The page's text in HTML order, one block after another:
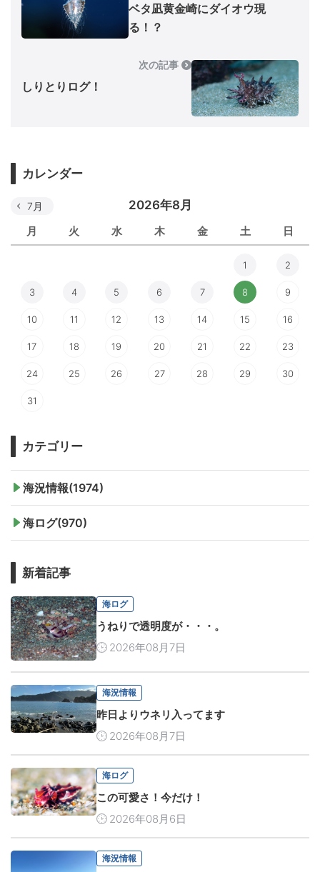
ベタ凪黄金崎にダイオウ現
る！？
次の記事
しりとりログ！
カレンダー
2026年8月
月 火 水 木 金 土 日
7月
1 2
3 4 5 6 7 8 9
10 11 12 13 14 15 16
17 18 19 20 21 22 23
24 25 26 27 28 29 30
31
カテゴリー
海況情報(1974)
海ログ(970)
新着記事
海ログ
うねりで透明度が・・・。
2026年08月7日
海況情報
昨日よりウネリ入ってます
2026年08月7日
海ログ
この可愛さ！今だけ！
2026年08月6日
海況情報